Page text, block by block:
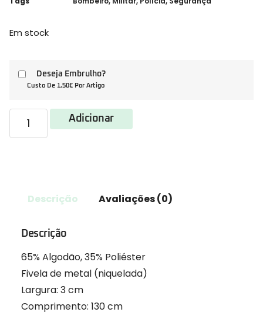
Em stock
Deseja Embrulho?
Custo De 1,50€ Por Artigo
Adicionar
Descrição Avaliações (0)
Descrição
65% Algodão, 35% Poliéster
Fivela de metal (niquelada)
Largura: 3 cm
Comprimento: 130 cm